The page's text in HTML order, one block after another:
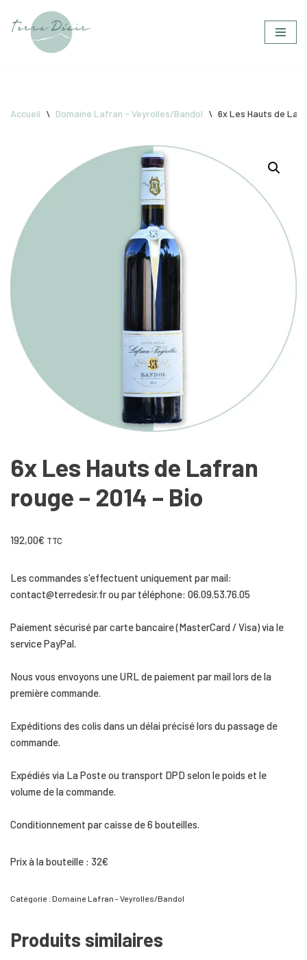
Accueil \ Domaine Lafran - Veyrolles/Bandol \ 6x Les Hauts de
6x Les Hauts de Lafran
rouge – 2014 – Bio
192,00€ TTC
Les commandes s'effectuent uniquement par mail:
contact@terredesir.fr ou par téléphone: 06.09.53.76.05
Paiement sécurisé par carte bancaire (MasterCard / Visa) via le
service PayPal.
Nous vous envoyons une URL de paiement par mail lors de la
première commande.
Expéditions des colis dans un délai précisé lors du passage de
commande.
Expédiés via La Poste ou transport DPD selon le poids et le
volume de la commande.
Conditionnement par caisse de 6 bouteilles.
Prix à la bouteille : 32€
Catégorie : Domaine Lafran - Veyrolles/Bandol
Produits similaires